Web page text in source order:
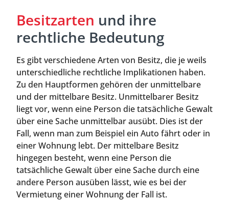
Besitzarten und ihre
rechtliche Bedeutung
Es gibt verschiedene Arten von Besitz, die je weils
unterschiedliche rechtliche Implikationen haben.
Zu den Hauptformen gehören der unmittelbare
und der mittelbare Besitz. Unmittelbarer Besitz
liegt vor, wenn eine Person die tatsächliche Gewalt
über eine Sache unmittelbar ausübt. Dies ist der
Fall, wenn man zum Beispiel ein Auto fährt oder in
einer Wohnung lebt. Der mittelbare Besitz
hingegen besteht, wenn eine Person die
tatsächliche Gewalt über eine Sache durch eine
andere Person ausüben lässt, wie es bei der
Vermietung einer Wohnung der Fall ist.